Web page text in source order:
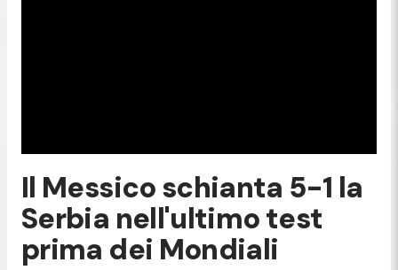
Il Messico schianta 5-1 la
Serbia nell'ultimo test
prima dei Mondiali